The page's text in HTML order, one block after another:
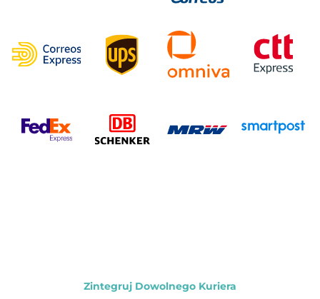
Zintegruj Dowolnego Kuriera